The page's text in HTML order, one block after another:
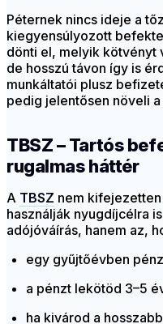
Péternek nincs ideje a
kiegyensúlyozott
dönti el, melyik kötvényt
de hosszú távon így is
munkáltatói plusz
pedig jelentősen növeli
TBSZ – Tartós
rugalmas háttér
A TBSZ nem
használják nyugdíjcélra
adójóváírás, hanem az,
egy gyűjtőévben
a pénzt lekötöd 3–5
ha kivárod a